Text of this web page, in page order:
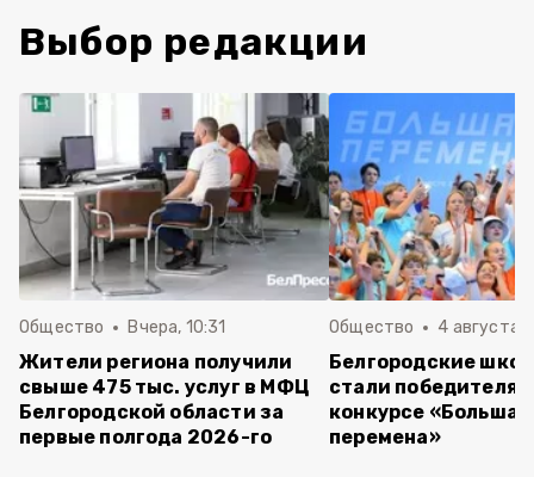
Выбор редакции
Общество Вчера, 10:31
Жители региона получили
свыше 475 тыс. услуг в МФЦ
Белгородской области за
первые полгода 2026-го
Общество 4 августа ,
Белгородские
стали
конкурсе «Большая
перемена»